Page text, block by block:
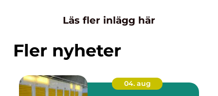
Läs fler inlägg här
Fler nyheter
04. aug